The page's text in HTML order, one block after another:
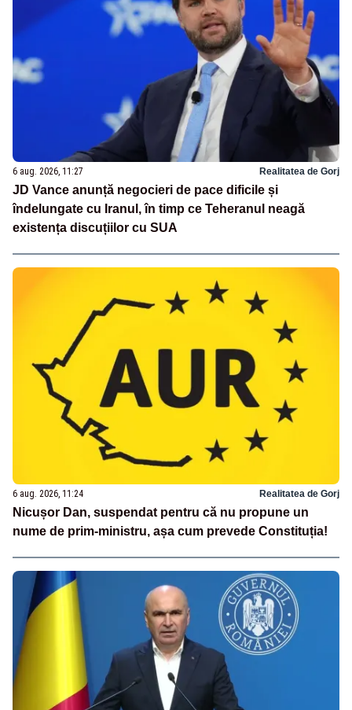
6 aug. 2026, 11:27 Realitatea de Gorj
JD Vance anunță negocieri de pace dificile și
îndelungate cu Iranul, în timp ce Teheranul neagă
existența discuțiilor cu SUA
6 aug. 2026, 11:24 Realitatea de Gorj
Nicușor Dan, suspendat pentru că nu propune un
nume de prim-ministru, așa cum prevede Constituția!